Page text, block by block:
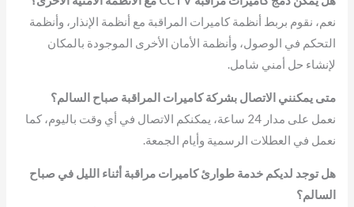
نعم، نقوم بربط أنظمة كاميرات المراقبة مع أنظمة الإنذار، وأنظمة
التحكم في الوصول، وأنظمة الأمان الأخرى الموجودة بالمكان
لإنشاء حل أمني شامل.
متى يمكنني الاتصال بشركة كاميرات المراقبة صباح السالم؟
نعمل على مدار 24 ساعة، يمكنكم الاتصال في أي وقت باليوم، كما
نعمل في العطلات الرسمية وأيام الجمعة.
هل توجد لديكم خدمة طوارئ كاميرات مراقبة أثناء الليل في صباح
السالم؟